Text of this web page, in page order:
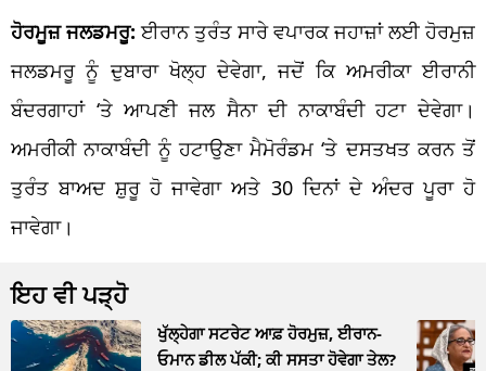
ਹੋਰਮੂਜ਼ ਜਲਡਮਰੂ: ਈਰਾਨ ਤੁਰੰਤ ਸਾਰੇ ਵਪਾਰਕ ਜਹਾਜ਼ਾਂ ਲਈ ਹੋਰਮੁਜ਼
ਜਲਡਮਰੂ ਨੂੰ ਦੁਬਾਰਾ ਖੋਲ੍ਹ ਦੇਵੇਗਾ, ਜਦੋਂ ਕਿ ਅਮਰੀਕਾ ਈਰਾਨੀ
ਬੰਦਰਗਾਹਾਂ ‘ਤੇ ਆਪਣੀ ਜਲ ਸੈਨਾ ਦੀ ਨਾਕਾਬੰਦੀ ਹਟਾ ਦੇਵੇਗਾ।
ਅਮਰੀਕੀ ਨਾਕਾਬੰਦੀ ਨੂੰ ਹਟਾਉਣਾ ਮੈਮੋਰੰਡਮ ‘ਤੇ ਦਸਤਖਤ ਕਰਨ ਤੋਂ
ਤੁਰੰਤ ਬਾਅਦ ਸ਼ੁਰੂ ਹੋ ਜਾਵੇਗਾ ਅਤੇ 30 ਦਿਨਾਂ ਦੇ ਅੰਦਰ ਪੂਰਾ ਹੋ
ਜਾਵੇਗਾ।
ਇਹ ਵੀ ਪੜ੍ਹੋ
ਖੁੱਲ੍ਹੇਗਾ ਸਟਰੇਟ ਆਫ਼ ਹੋਰਮੁਜ਼, ਈਰਾਨ-
ਓਮਾਨ ਡੀਲ ਪੱਕੀ; ਕੀ ਸਸਤਾ ਹੋਵੇਗਾ ਤੇਲ?